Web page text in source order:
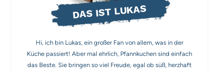
DAS IST LUKAS
Hi, ich bin Lukas, ein großer Fan von allem, was in der
Küche passiert! Aber mal ehrlich, Pfannkuchen sind einfach
das Beste. Sie bringen so viel Freude, egal ob süß, herzhaft